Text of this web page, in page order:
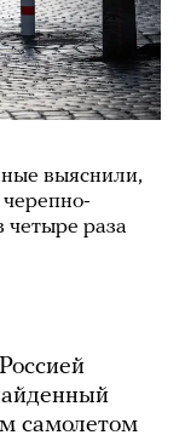
выяснили,
черепно-
четыре раза
самолетом